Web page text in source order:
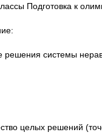
Подготовка к
решения системы
целых решений